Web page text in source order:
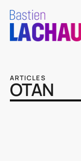
ARTICLES
OTAN